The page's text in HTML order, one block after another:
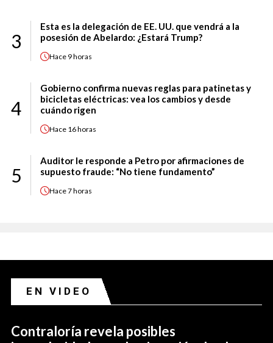
3
Esta es la delegación de EE. UU. que vendrá a la
posesión de Abelardo: ¿Estará Trump?
Hace 9 horas
4
Gobierno confirma nuevas reglas para patinetas y
bicicletas eléctricas: vea los cambios y desde
cuándo rigen
Hace 16 horas
5
Auditor le responde a Petro por afirmaciones de
supuesto fraude: “No tiene fundamento”
Hace7 horas
EN VIDEO
Contraloría revela posibles